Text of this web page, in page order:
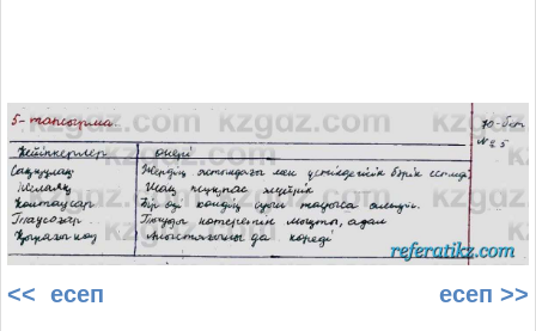
<< есеп есеп >>